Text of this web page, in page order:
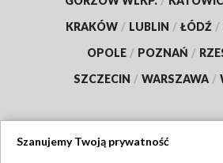
KRAKÓW / LUBLIN / ŁÓDŹ /
OPOLE / POZNAŃ /
SZCZECIN / WARSZAWA /
Szanujemy Twoją prywatność